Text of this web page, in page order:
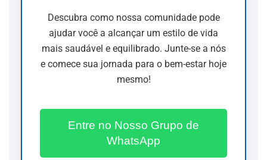
Descubra como nossa comunidade pode
ajudar você a alcançar um estilo de vida
mais saudável e equilibrado. Junte-se a nós
e comece sua jornada para o bem-estar hoje
mesmo!
Entre no Nosso Grupo de
WhatsApp